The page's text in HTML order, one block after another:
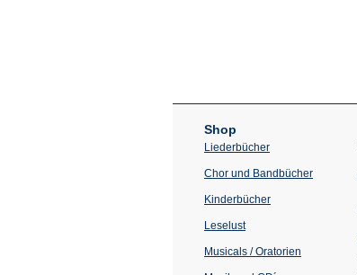
Shop
Liederbücher
Chor und Bandbücher
Kinderbücher
Leselust
Musicals / Oratorien